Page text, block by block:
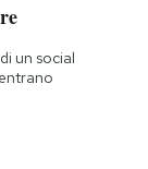
un social